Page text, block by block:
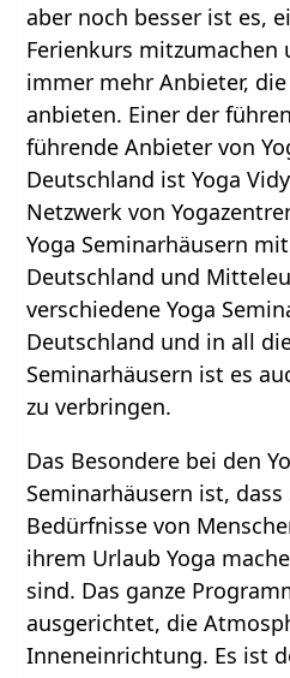
aber noch besser ist es,
Ferienkurs mitzumachen
immer mehr Anbieter, die
anbieten. Einer der
führende Anbieter von
Deutschland ist Yoga
Netzwerk von
Yoga Seminarhäusern
Deutschland und
verschiedene Yoga
Deutschland und in all
Seminarhäusern ist es
zu verbringen.
Das Besondere bei den
Seminarhäusern ist,
Bedürfnisse von
ihrem Urlaub Yoga
sind. Das ganze
ausgerichtet, die
Inneneinrichtung. Es ist